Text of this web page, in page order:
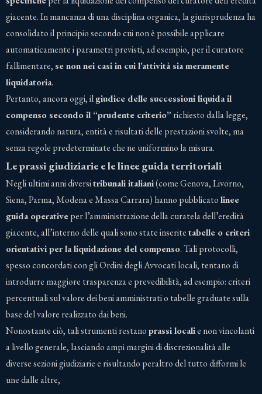
giacente. In mancanza di una disciplina organica, la giurisprudenza ha
consolidato il principio secondo cui non è possibile applicare
automaticamente i parametri previsti, ad esempio, per il curatore
fallimentare,se non nei casi in cui l’attività sia meramente
liquidatoria.
Pertanto, ancora oggi, ilgiudice delle successioni liquida il
compenso secondo il “prudente criterio” richiesto dalla legge,
considerando natura, entità e risultati delle prestazioni svolte, ma
senza regole predeterminate che ne uniformino la misura.
Le prassi giudiziarie e le linee guida territoriali
Negli ultimi anni diversitribunali italiani(come Genova, Livorno,
Siena, Parma, Modena e Massa Carrara) hanno pubblicatolinee
guida operativeper l’amministrazione della curatela dell’eredità
giacente, all’interno delle quali sono state inseritetabelle o criteri
orientativi per la liquidazione del compenso. Tali protocolli,
spesso concordati con gli Ordini degli Avvocati locali, tentano di
introdurre maggiore trasparenza e prevedibilità, ad esempio: criteri
percentuali sul valore dei beni amministrati o tabelle graduate sulla
base del valore realizzato dai beni.
Nonostante ciò, tali strumenti restanoprassi localie non vincolanti
a livello generale, lasciando ampi margini di discrezionalità alle
diverse sezioni giudiziarie e risultando peraltro del tutto difformi le
une dalle altre,